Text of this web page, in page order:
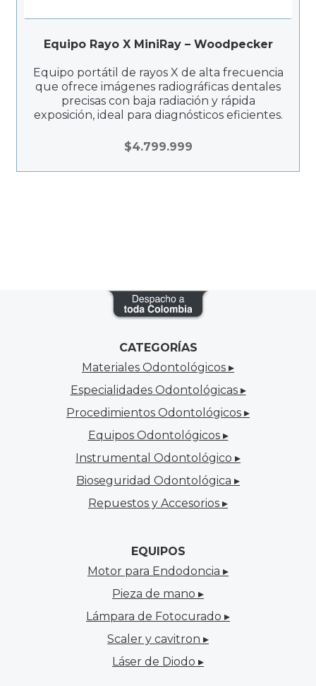
Equipo Rayo X MiniRay – Woodpecker
Equipo portátil de rayos X de alta frecuencia
que ofrece imágenes radiográficas dentales
precisas con baja radiación y rápida
exposición, ideal para diagnósticos eficientes.
$4.799.999
CATEGORÍAS
Materiales Odontológicos ▸
Especialidades Odontológicas ▸
Procedimientos Odontológicos ▸
Equipos Odontológicos ▸
Instrumental Odontológico ▸
Bioseguridad Odontológica ▸
Repuestos y Accesorios ▸
EQUIPOS
Motor para Endodoncia ▸
Pieza de mano ▸
Lámpara de Fotocurado ▸
Scaler y cavitron ▸
Láser de Diodo ▸